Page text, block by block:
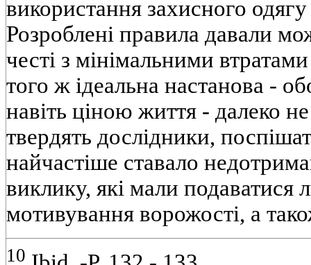
використання захисного
Розроблені правила давали
честі з мінімальними
того ж ідеальна настанова -
навіть ціною життя - далеко
твердять дослідники,
найчастіше ставало
виклику, які мали подаватися
мотивування ворожості, а
10